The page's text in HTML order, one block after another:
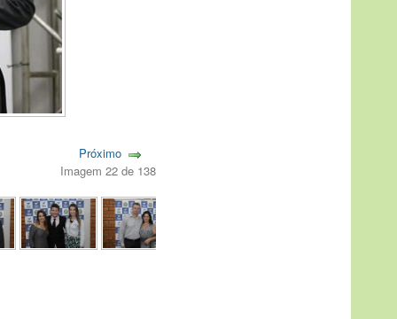
Próximo
Imagem 22 de 138